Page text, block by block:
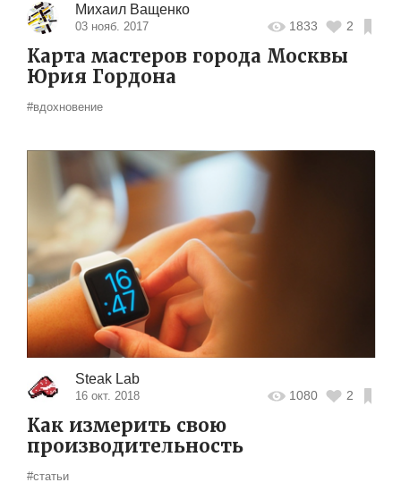
Михаил Ващенко
03 нояб. 2017 1833 2
Карта мастеров города Москвы
Юрия Гордона
#вдохновение
Steak Lab
16 окт. 2018 1080 2
Как измерить свою
производительность
#статьи